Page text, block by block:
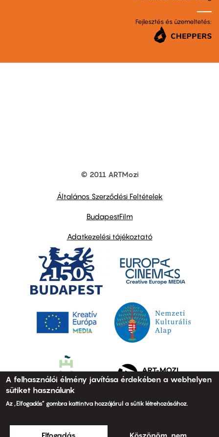
Fejlesztés és üzemeltetés:
© 2011 ARTMozi
Általános Szerződési Feltételek
BudapestFilm
Adatkezelési tájékoztató
A felhasználói élmény javítása érdekében a webhelyen
sütiket használunk
Az „Elfogadás” gombra kattintva hozzájárul a sütik létrehozásához.
Elfogadás Köszönöm, nem